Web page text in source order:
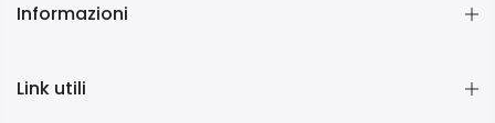
Informazioni
Link utili